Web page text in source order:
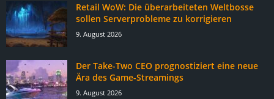
Retail WoW: Die überarbeiteten Weltbosse
sollen Serverprobleme zu korrigieren
9. August 2026
Der Take-Two CEO prognostiziert eine neue
Ära des Game-Streamings
9. August 2026